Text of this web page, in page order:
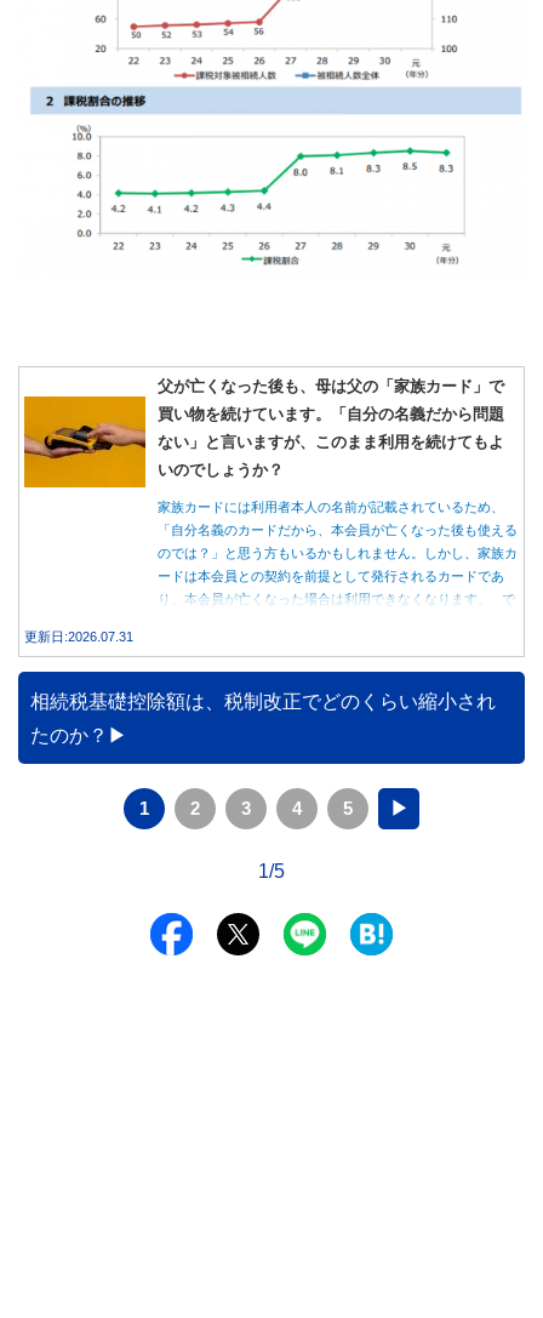
父が亡くなった後も、母は父の「家族カード」で
買い物を続けています。「自分の名義だから問題
ない」と言いますが、このまま利用を続けてもよ
いのでしょうか？
家族カードには利用者本人の名前が記載されているため、
「自分名義のカードだから、本会員が亡くなった後も使える
のでは？」と思う方もいるかもしれません。しかし、家族カ
ードは本会員との契約を前提として発行されるカードであ
り、本会員が亡くなった場合は利用できなくなります。 で
族が行うべき手続きについて分かりやすく解説します。
更新日:2026.07.31
相続税基礎控除額は、税制改正でどのくらい縮小され
たのか？
1 2 3 4 5 ▶
1/5